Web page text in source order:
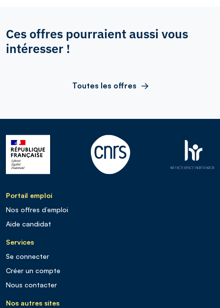
Ces offres pourraient aussi vous
intéresser !
Toutes les offres
Portail emploi
Nos offres d’emploi
Aide candidat
Services
Se connecter
Créer un compte
Nous contacter
Nos autres sites